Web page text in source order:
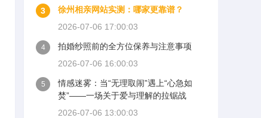
3
徐州相亲网站实测：哪家更靠谱？
2026-07-06 17:00:03
4
拍婚纱照前的全方位保养与注意事项
2026-07-06 16:00:03
5
情感迷雾：当“无理取闹”遇上“心急如
焚”——一场关于爱与理解的拉锯战
2026-07-06 13:00:03